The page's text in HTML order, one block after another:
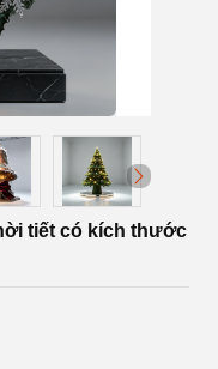
tiết có kích thước